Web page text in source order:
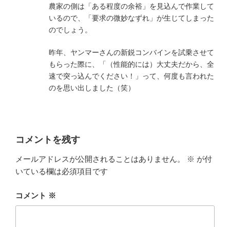
農家の側は「ある程度の余裕」を見込んで作業して
いるので、「要求の微妙なずれ」が生じてしまった
のでしょう。
昨年、ヤンマーさんの新鋭コンバインを試乗させて
もらった際に、「（性能的には）大丈夫だから、全
速で突っ込んでください！」って、何度も言われた
のを思い出しました（笑）
コメントを残す
メールアドレスが公開されることはありません。 ※ が付
いている欄は必須項目です
コメント ※